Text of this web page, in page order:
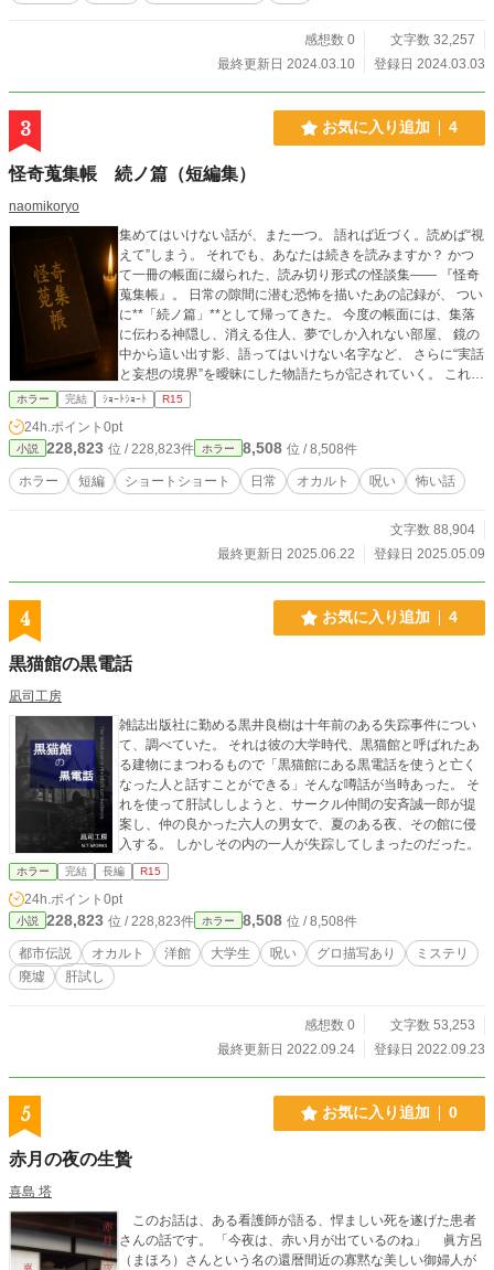
感想数 0
文字数 32,257
最終更新日 2024.03.10
登録日 2024.03.03
3 お気に入り追加 4
怪奇蒐集帳 続ノ篇（短編集）
naomikoryo
集めてはいけない話が、また一つ。 語れば近づく。読めば“視
えて”しまう。 それでも、あなたは続きを読みますか？ かつ
て一冊の帳面に綴られた、読み切り形式の怪談集―― 『怪奇
蒐集帳』。 日常の隙間に潜む恐怖を描いたあの記録が、 つい
に**「続ノ篇」**として帰ってきた。 今度の帳面には、集落
に伝わる神隠し、消える住人、夢でしか入れない部屋、 鏡の
中から這い出す影、語ってはいけない名字など、 さらに“実話
と妄想の境界”を曖昧にした物語たちが記されていく。 これは
怪談ではない。 すべては、“集められてきた記録”である。 ま
た新たな話が一つ増えたとき、 あなたの隣にも、“誰か”が立
っているかもしれない――。
ホラー 完結 ｼｮｰﾄｼｮｰﾄ R15
24h.ポイント 0pt
小説 228,823 位 / 228,823件 ホラー 8,508 位 / 8,508件
ホラー 短編 ショートショート 日常 オカルト 呪い 怖い話
文字数 88,904
最終更新日 2025.06.22
登録日 2025.05.09
4 お気に入り追加 4
黒猫館の黒電話
凪司工房
雑誌出版社に勤める黒井良樹は十年前のある失踪事件につい
て、調べていた。 それは彼の大学時代、黒猫館と呼ばれたあ
る建物にまつわるもので「黒猫館にある黒電話を使うと亡く
なった人と話すことができる」そんな噂話が当時あった。 そ
れを使って肝試ししようと、サークル仲間の安斉誠一郎が提
案し、仲の良かった六人の男女で、夏のある夜、その館に侵
入する。 しかしその内の一人が失踪してしまったのだった。
ホラー 完結 長編 R15
24h.ポイント 0pt
小説 228,823 位 / 228,823件 ホラー 8,508 位 / 8,508件
都市伝説 オカルト 洋館 大学生 呪い グロ描写あり
ミステリ
廃墟
肝試し
感想数 0
文字数 53,253
最終更新日 2022.09.24
登録日 2022.09.23
5 お気に入り追加 0
赤月の夜の生贄
喜島 塔
このお話は、ある看護師が語る、悍ましい死を遂げた患者
さんの話です。 「今夜は、赤い月が出ているのね」 眞方呂
（まほろ）さんという名の還暦間近の寡黙な美しい御婦人が